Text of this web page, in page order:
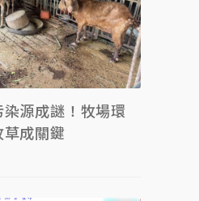
源成謎！牧場環
成關鍵